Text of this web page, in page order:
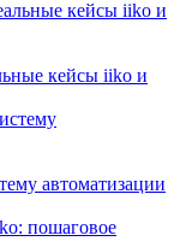
кейсы iiko и
автоматизации